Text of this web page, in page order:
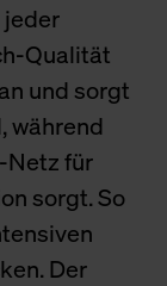
Qualität
und sorgt
während
Netz für
sorgt. So
Der